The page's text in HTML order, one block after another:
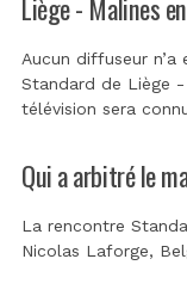
Aucun diffuseur
Standard de Liège -
télévision sera
Qui a arbitré le
La rencontre
Nicolas Laforge,